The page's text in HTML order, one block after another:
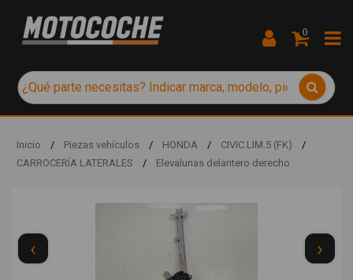
0
Inicio / Piezas vehículos / HONDA / CIVIC LIM.5 (FK)
/
CARROCERÍA LATERALES
/ Elevalunas delantero derecho
‹ ›